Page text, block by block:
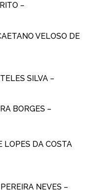
–
VELOSO DE
SILVA –
BORGES –
LOPES DA COSTA
NEVES –